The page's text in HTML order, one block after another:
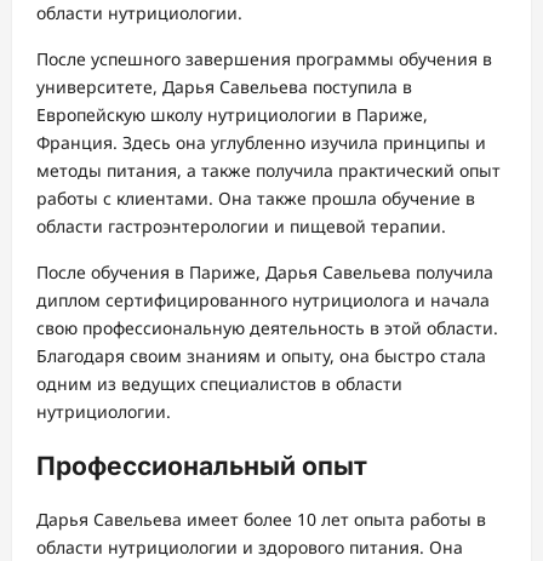
области нутрициологии.
После успешного завершения программы обучения в
университете, Дарья Савельева поступила в
Европейскую школу нутрициологии в Париже,
Франция. Здесь она углубленно изучила принципы и
методы питания, а также получила практический опыт
работы с клиентами. Она также прошла обучение в
области гастроэнтерологии и пищевой терапии.
После обучения в Париже, Дарья Савельева получила
диплом сертифицированного нутрициолога и начала
свою профессиональную деятельность в этой области.
Благодаря своим знаниям и опыту, она быстро стала
одним из ведущих специалистов в области
нутрициологии.
Профессиональный опыт
Дарья Савельева имеет более 10 лет опыта работы в
области нутрициологии и здорового питания. Она